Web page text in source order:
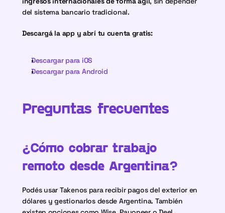
del sistema bancario tradicional.
Descargá la app y abrí tu cuenta gratis:
Descargar para iOS
Descargar para Android
Preguntas frecuentes
¿Cómo cobrar trabajo
remoto desde Argentina?
Podés usar Takenos para recibir pagos del exterior en
dólares y gestionarlos desde Argentina. También